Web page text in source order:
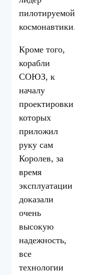
пилотируемой
космонавтики.
Кроме того,
корабли
СОЮЗ, к
началу
проектировки
которых
приложил
руку сам
Королев, за
время
эксплуатации
доказали
очень
высокую
надежность,
все
технологии